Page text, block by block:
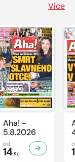
Více
Aha! -
5.8.2026
od
14Kč